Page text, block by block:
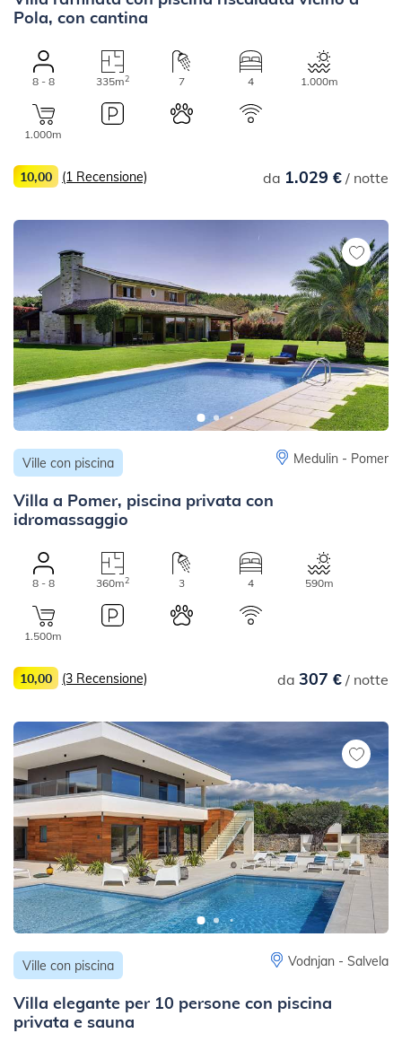
Pola, con cantina
8 - 8 335m2 7 4 1.000m
1.000m
da 1.029 €/ notte
10,00 (1 Recensione)
Ville con piscina Medulin - Pomer
Villa a Pomer, piscina privata con
idromassaggio
8 - 8 360m2 3 4 590m
1.500m
da 307 €/ notte
10,00 (3 Recensione)
Ville con piscina Vodnjan - Salvela
Villa elegante per 10 persone con piscina
privata e sauna